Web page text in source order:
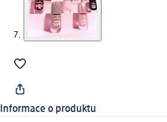
Informace o produktu